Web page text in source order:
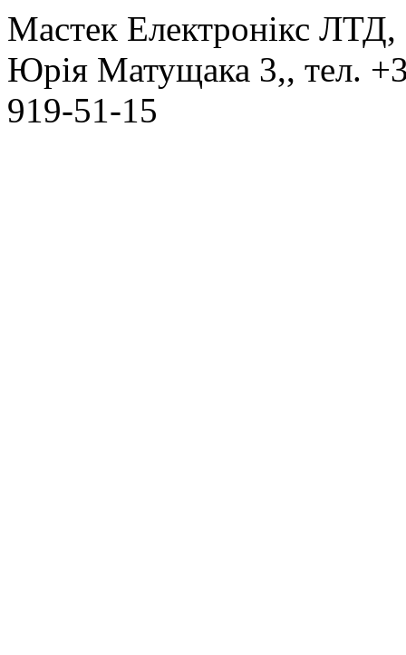
Мастек Електронікс ЛТД,
Юрія Матущака 3,, тел.
919-51-15